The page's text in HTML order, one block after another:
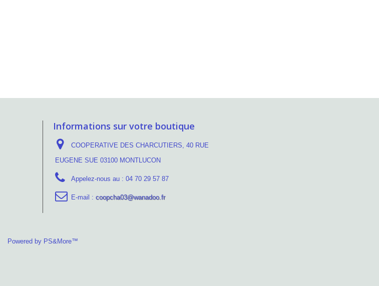
Informations sur votre boutique
COOPERATIVE DES CHARCUTIERS, 40 RUE
EUGENE SUE 03100 MONTLUCON
Appelez-nous au : 04 70 29 57 87
E-mail : coopcha03@wanadoo.fr
Powered by PS&More™